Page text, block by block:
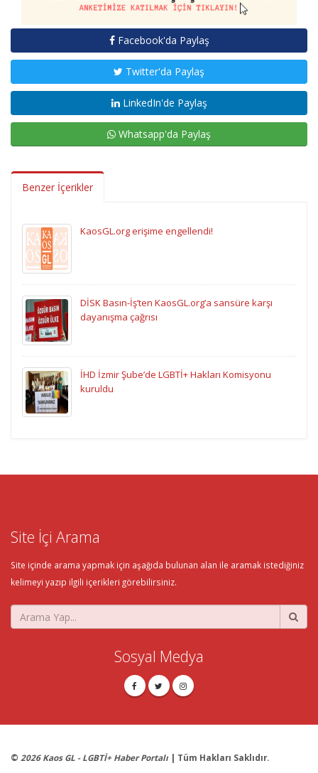
Facebook'da Paylaş
Twitter'da Paylaş
LinkedIn'de Paylaş
Whatsapp'da Paylaş
Benzer İçerikler
KaosGL.org erişime engellendi!
DİSK Basın-İş’ten KaosGL.org’a sansüre karşı
dayanışma çağrısı
İHD İzmir Şube’de LGBTİ+ Hakları Komisyonu
kuruldu
Site İçi Arama
Site içinde arama yapmak için aşağıda bulunan alan ile aramak istediğiniz
kelimeyi yazıp ilgili içerikleri görebilirsiniz.
Sosyal Medya
© 2026 Kaos GL - LGBTİ+ Haber Portalı | Tüm Hakları Saklıdır.